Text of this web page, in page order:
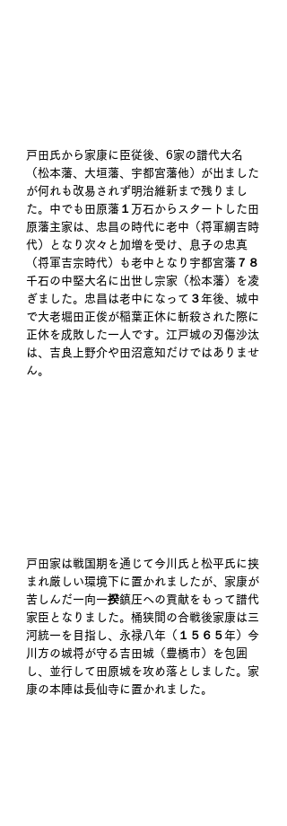
戸田氏から家康に臣従後、6家の譜代大名
（松本藩、大垣藩、宇都宮藩他）が出ました
が何れも改易されず明治維新まで残りまし
た。中でも田原藩１万石からスタートした田
原藩主家は、忠昌の時代に老中（将軍綱吉時
代）となり次々と加増を受け、息子の忠真
（将軍吉宗時代）も老中となり宇都宮藩７８
千石の中堅大名に出世し宗家（松本藩）を凌
ぎました。忠昌は老中になって３年後、城中
で大老堀田正俊が稲葉正休に斬殺された際に
正休を成敗した一人です。江戸城の刃傷沙汰
は、吉良上野介や田沼意知だけではありませ
ん。
戸田家は戦国期を通じて今川氏と松平氏に挟
まれ厳しい環境下に置かれましたが、家康が
苦しんだ一向一揆鎮圧への貢献をもって譜代
家臣となりました。桶狭間の合戦後家康は三
河統一を目指し、永禄八年（１５６５年）今
川方の城将が守る吉田城（豊橋市）を包囲
し、並行して田原城を攻め落としました。家
康の本陣は長仙寺に置かれました。